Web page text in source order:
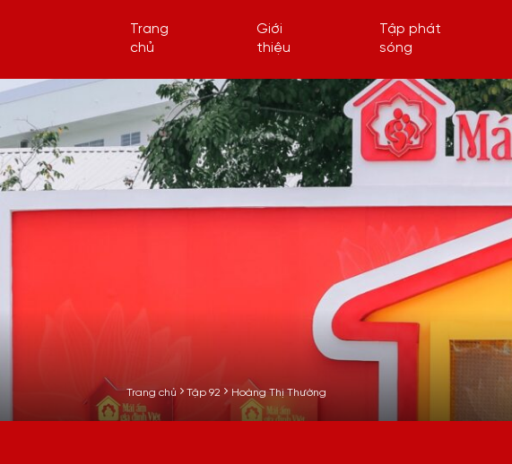
Trang
chủ
Giới
thiệu
Tập phát
sóng
Trang chủ Tập 92 Hoàng Thị Thường